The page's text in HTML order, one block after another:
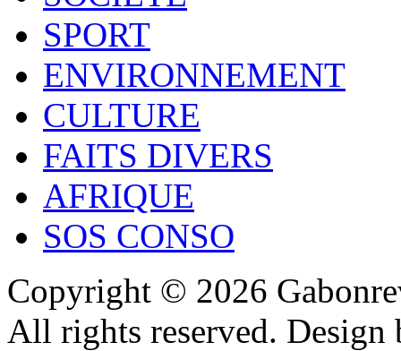
SPORT
ENVIRONNEMENT
CULTURE
FAITS DIVERS
AFRIQUE
SOS CONSO
Copyright © 2026
All rights reserved.